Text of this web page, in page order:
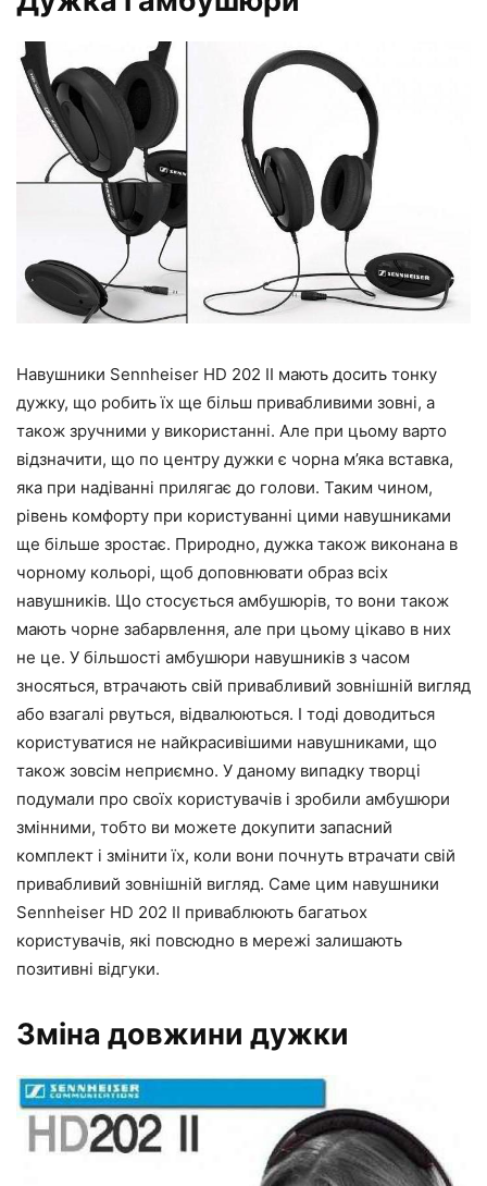
Навушники Sennheiser HD 202 II мають досить тонку
дужку, що робить їх ще більш привабливими зовні, а
також зручними у використанні. Але при цьому варто
відзначити, що по центру дужки є чорна м’яка вставка,
яка при надіванні прилягає до голови. Таким чином,
рівень комфорту при користуванні цими навушниками
ще більше зростає. Природно, дужка також виконана в
чорному кольорі, щоб доповнювати образ всіх
навушників. Що стосується амбушюрів, то вони також
мають чорне забарвлення, але при цьому цікаво в них
не це. У більшості амбушюри навушників з часом
зносяться, втрачають свій привабливий зовнішній вигляд
або взагалі рвуться, відвалюються. І тоді доводиться
користуватися не найкрасивішими навушниками, що
також зовсім неприємно. У даному випадку творці
подумали про своїх користувачів і зробили амбушюри
змінними, тобто ви можете докупити запасний
комплект і змінити їх, коли вони почнуть втрачати свій
привабливий зовнішній вигляд. Саме цим навушники
Sennheiser HD 202 II приваблюють багатьох
користувачів, які повсюдно в мережі залишають
позитивні відгуки.
Зміна довжини дужки